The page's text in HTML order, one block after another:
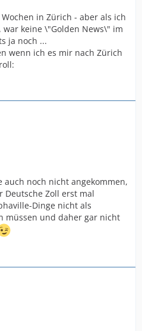
in Zürich - aber als ich
war keine \"Golden News\" im
ja noch ...
wenn ich es mir nach Zürich
noch nicht angekommen,
Deutsche Zoll erst mal
Dinge nicht als
müssen und daher gar nicht